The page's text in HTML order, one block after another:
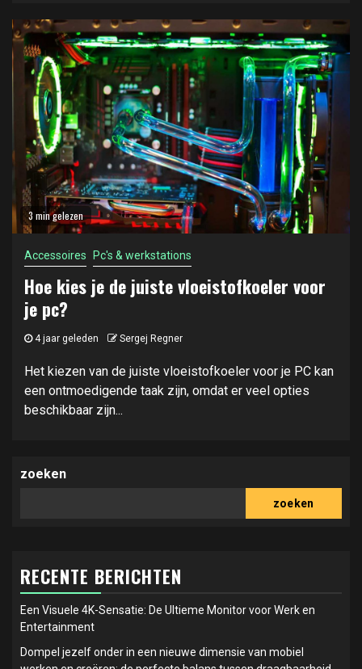
3 min gelezen
Accessoires Pc's & werkstations
Hoe kies je de juiste vloeistofkoeler voor
je pc?
4 jaar geleden Sergej Regner
Het kiezen van de juiste vloeistofkoeler voor je PC kan
een ontmoedigende taak zijn, omdat er veel opties
beschikbaar zijn...
zoeken
zoeken
RECENTE BERICHTEN
Een Visuele 4K-Sensatie: De Ultieme Monitor voor Werk en
Entertainment
Dompel jezelf onder in een nieuwe dimensie van mobiel